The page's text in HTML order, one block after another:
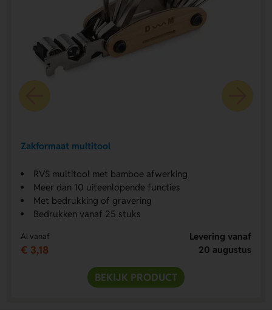
Zakformaat multitool
RVS multitool met bamboe afwerking
Meer dan 10 uiteenlopende functies
Met bedrukking of gravering
Bedrukken vanaf 25 stuks
Al vanaf
€ 3,18
Levering vanaf
20 augustus
BEKIJK PRODUCT